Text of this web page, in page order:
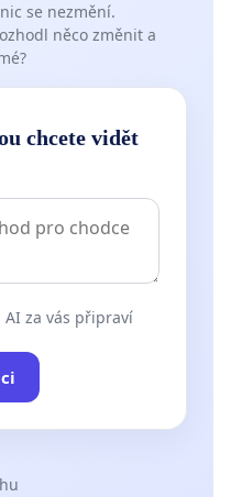
se nezmění.
něco změnit a
chcete vidět
za vás připraví